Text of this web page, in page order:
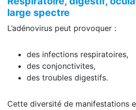
large spectre
L’adénovirus peut provoquer :
des infections respiratoires,
des conjonctivites,
des troubles digestifs.
Cette diversité de manifestations